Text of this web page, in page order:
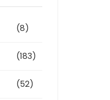
(8)
(183)
(52)